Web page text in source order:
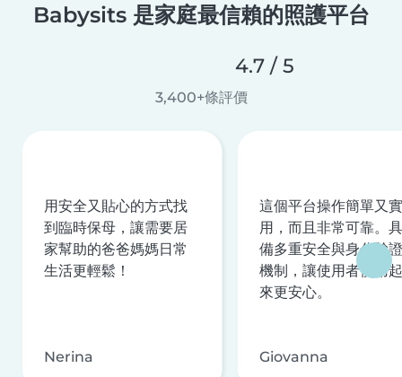
Babysits 是家庭最信賴的照護平台
4.7 / 5
3,400+條評價
用安全又貼心的方式找
到臨時保母，讓需要居
家幫助的爸爸媽媽日常
生活更輕鬆！
Nerina
這個平台操作簡單又實
用，而且非常可靠。具
備多重安全與身分驗證
機制，讓使用者使用起
來更安心。
Giovanna